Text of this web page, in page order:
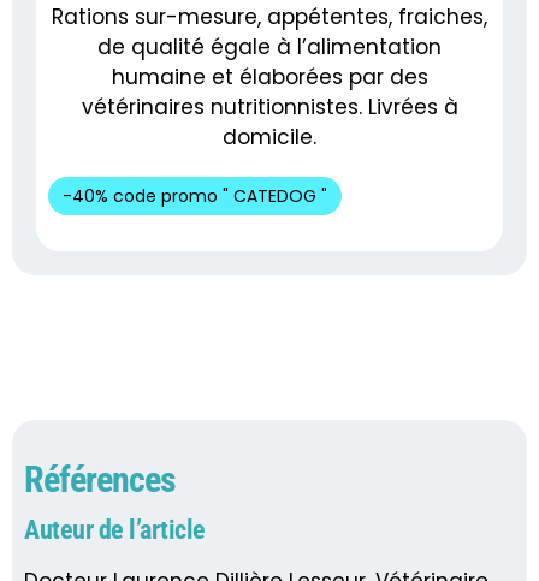
Rations sur-mesure, appétentes, fraiches,
de qualité égale à l’alimentation
humaine et élaborées par des
vétérinaires nutritionnistes. Livrées à
domicile.
-40% code promo " CATEDOG "
Références
Auteur de l’article